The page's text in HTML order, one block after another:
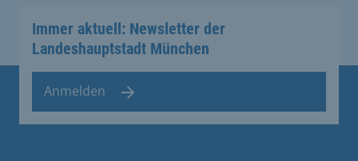
Immer aktuell: Newsletter der
Landeshauptstadt München
Anmelden